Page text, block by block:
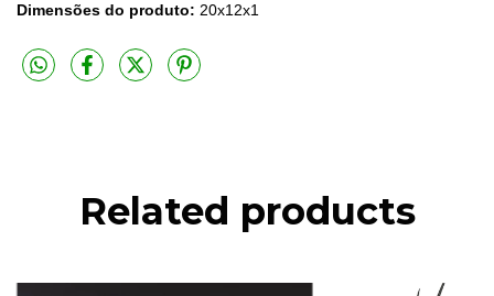
Dimensões do produto: 20x12x1
Related products